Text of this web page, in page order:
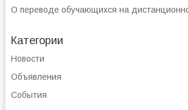
О переводе обучающихся на
Категории
Новости
Объявления
События